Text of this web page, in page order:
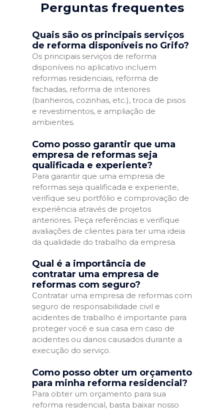
Perguntas frequentes
Quais são os principais serviços
de reforma disponíveis no Grifo?
Os principais serviços de reforma
disponíveis no aplicativo incluem
reformas residenciais, reforma de
fachadas, reforma de interiores
(banheiros, cozinhas, etc.), troca de pisos
e revestimentos, e ampliação de
ambientes.
Como posso garantir que uma
empresa de reformas seja
qualificada e experiente?
Para garantir que uma empresa de
reformas seja qualificada e experiente,
verifique seu portfólio e comprovação de
experiência através de projetos
anteriores. Peça referências e verifique
avaliações de clientes para ter uma ideia
da qualidade do trabalho da empresa.
Qual é a importância de
contratar uma empresa de
reformas com seguro?
Contratar uma empresa de reformas com
seguro de responsabilidade civil e
acidentes de trabalho é importante para
proteger você e sua casa em caso de
acidentes ou danos causados durante a
execução do serviço.
Como posso obter um orçamento
para minha reforma residencial?
Para obter um orçamento para sua
reforma residencial, basta baixar nosso